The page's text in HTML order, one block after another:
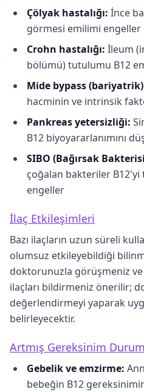
Çölyak hastalığı: İnce
görmesi emilimi engeller
Crohn hastalığı: İleum
bölümü) tutulumu B12
Mide bypass
hacminin ve intrinsik
Pankreas yetersizliği:
B12 biyoyararlanımını
SIBO (Bağırsak
çoğalan bakteriler
engeller
İlaç Etkileşimleri
Bazı ilaçların uzun süreli
olumsuz etkileyebildiği
doktorunuzla görüşmeniz ve
ilaçları bildirmeniz önerilir;
değerlendirmeyi yaparak
belirleyecektir.
Artmış Gereksinim
Gebelik ve emzirme:
bebeğin B12